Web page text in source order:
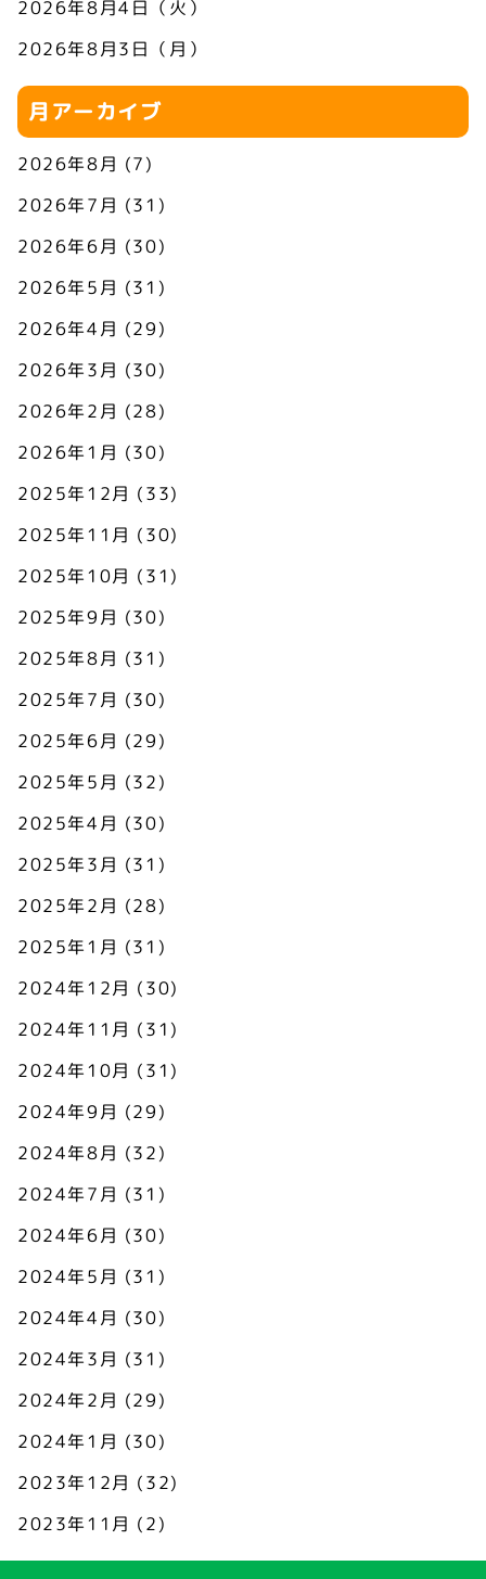
2026年8月4日（火）
2026年8月3日（月）
月アーカイブ
2026年8月 (7)
2026年7月 (31)
2026年6月 (30)
2026年5月 (31)
2026年4月 (29)
2026年3月 (30)
2026年2月 (28)
2026年1月 (30)
2025年12月 (33)
2025年11月 (30)
2025年10月 (31)
2025年9月 (30)
2025年8月 (31)
2025年7月 (30)
2025年6月 (29)
2025年5月 (32)
2025年4月 (30)
2025年3月 (31)
2025年2月 (28)
2025年1月 (31)
2024年12月 (30)
2024年11月 (31)
2024年10月 (31)
2024年9月 (29)
2024年8月 (32)
2024年7月 (31)
2024年6月 (30)
2024年5月 (31)
2024年4月 (30)
2024年3月 (31)
2024年2月 (29)
2024年1月 (30)
2023年12月 (32)
2023年11月 (2)